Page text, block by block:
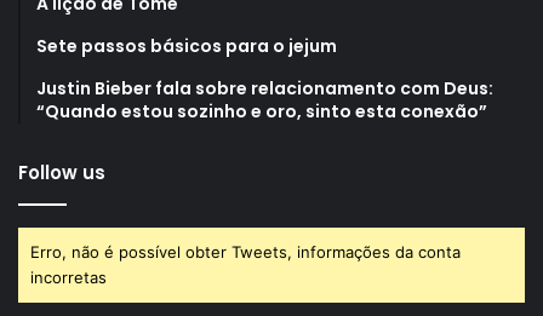
Sete passos básicos para o jejum
Justin Bieber fala sobre relacionamento com Deus:
“Quando estou sozinho e oro, sinto esta conexão”
Follow us
Erro, não é possível obter Tweets, informações da conta
incorretas